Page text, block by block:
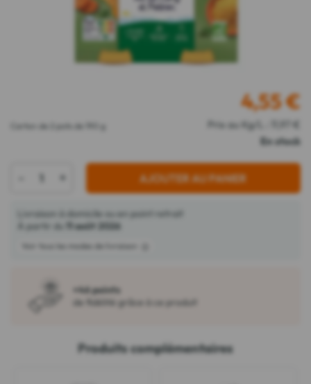
Carton de 2 pots de 190 g
4,55€
Prix au Kg/L : 11,97 €
En stock
+ AJOUTER AU PANIER
Livraison à domicile ou en point retrait
À partir du
11 août 2026
Voir tous les modes de livraison
+46 points
de fidélité grâce à ce produit
Produits complémentaires